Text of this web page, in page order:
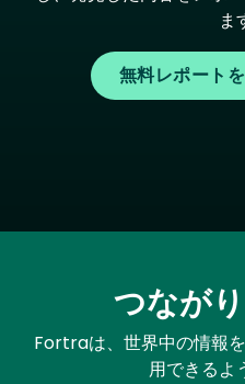
ま
無料レポート
つなが
Fortraは、世界中の情報
用できるよ